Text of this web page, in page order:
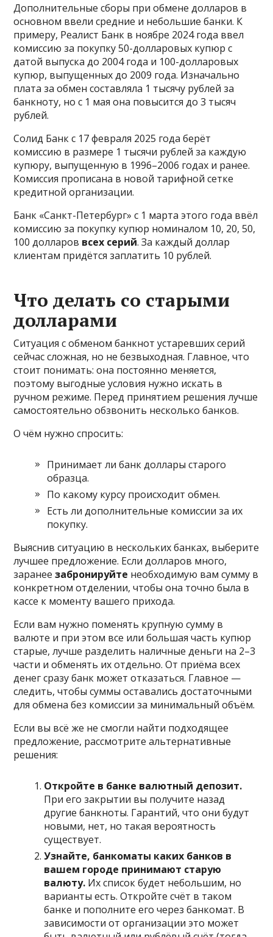
Дополнительные сборы при обмене долларов в
основном ввели средние и небольшие банки. К
примеру, Реалист Банк в ноябре 2024 года ввел
комиссию за покупку 50-долларовых купюр с
датой выпуска до 2004 года и 100-долларовых
купюр, выпущенных до 2009 года. Изначально
плата за обмен составляла 1 тысячу рублей за
банкноту, но с 1 мая она повысится до 3 тысяч
рублей.
Солид Банк с 17 февраля 2025 года берёт
комиссию в размере 1 тысячи рублей за каждую
купюру, выпущенную в 1996–2006 годах и ранее.
Комиссия прописана в новой тарифной сетке
кредитной организации.
Банк «Санкт-Петербург» с 1 марта этого года ввёл
комиссию за покупку купюр номиналом 10, 20, 50,
100 долларов всех серий. За каждый доллар
клиентам придётся заплатить 10 рублей.
Что делать со старыми
долларами
Ситуация с обменом банкнот устаревших серий
сейчас сложная, но не безвыходная. Главное, что
стоит понимать: она постоянно меняется,
поэтому выгодные условия нужно искать в
ручном режиме. Перед принятием решения лучше
самостоятельно обзвонить несколько банков.
О чём нужно спросить:
Принимает ли банк доллары старого
образца.
По какому курсу происходит обмен.
Есть ли дополнительные комиссии за их
покупку.
Выяснив ситуацию в нескольких банках, выберите
лучшее предложение. Если долларов много,
заранеезабронируйте необходимую вам сумму в
конкретном отделении, чтобы она точно была в
кассе к моменту вашего прихода.
Если вам нужно поменять крупную сумму в
валюте и при этом все или большая часть купюр
старые, лучше разделить наличные деньги на 2–3
части и обменять их отдельно. От приёма всех
денег сразу банк может отказаться. Главное —
следить, чтобы суммы оставались достаточными
для обмена без комиссии за минимальный объём.
Если вы всё же не смогли найти подходящее
предложение, рассмотрите альтернативные
решения:
Откройте в банке валютный депозит.
При его закрытии вы получите назад
другие банкноты. Гарантий, что они будут
новыми, нет, но такая вероятность
существует.
Узнайте, банкоматы каких банков в
вашем городе принимают старую
валюту. Их список будет небольшим, но
варианты есть. Откройте счёт в таком
банке и пополните его через банкомат. В
зависимости от организации это может